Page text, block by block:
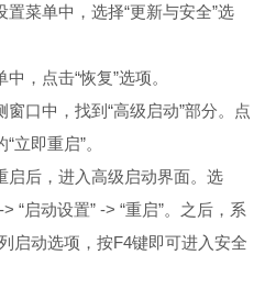
菜单中，选择“更新与安全”选
，点击“恢复”选项。
口中，找到“高级启动”部分。点
立即重启”。
启后，进入高级启动界面。选
“启动设置” -> “重启”。之后，系
启动选项，按F4键即可进入安全